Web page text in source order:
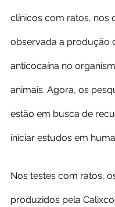
clínicos com ratos, nos
observada a produção
anticocaína no
animais. Agora, os
estão em busca de
iniciar estudos em
Nos testes com ratos,
produzidos pela